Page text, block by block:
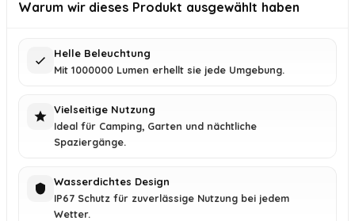
Warum wir dieses Produkt ausgewählt haben
Helle Beleuchtung
Mit 1000000 Lumen erhellt sie jede Umgebung.
Vielseitige Nutzung
Ideal für Camping, Garten und nächtliche
Spaziergänge.
Wasserdichtes Design
IP67 Schutz für zuverlässige Nutzung bei jedem
Wetter.